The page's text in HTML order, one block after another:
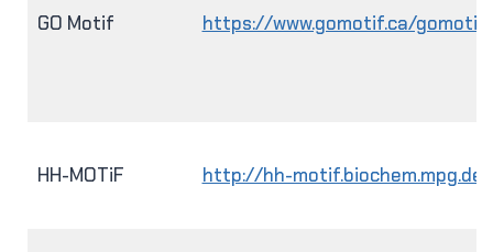
GO Motif https://www.gomotif.ca/
HH-MOTiF http://hh-